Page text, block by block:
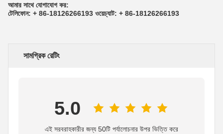
আমার সাথে যোগাযোগ কর:
টেলিফোন: + 86-18126266193 ওয়েচ্যাট: + 86-18126266193
সামগ্রিক রেটিং
5.0
এই সরবরাহকারীর জন্য 50টি পর্যালোচনার উপর ভিত্তি করে